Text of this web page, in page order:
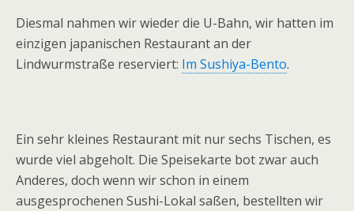
Diesmal nahmen wir wieder die U-Bahn, wir hatten im
einzigen japanischen Restaurant an der
Lindwurmstraße reserviert: Im Sushiya-Bento.
Ein sehr kleines Restaurant mit nur sechs Tischen, es
wurde viel abgeholt. Die Speisekarte bot zwar auch
Anderes, doch wenn wir schon in einem
ausgesprochenen Sushi-Lokal saßen, bestellten wir